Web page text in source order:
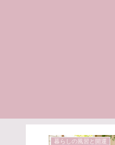
暮らしの風習と開運